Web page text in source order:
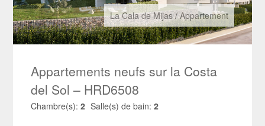
La Cala de Mijas/Appartement
Appartements neufs sur la Costa
del Sol – HRD6508
Chambre(s): 2 Salle(s) de bain: 2